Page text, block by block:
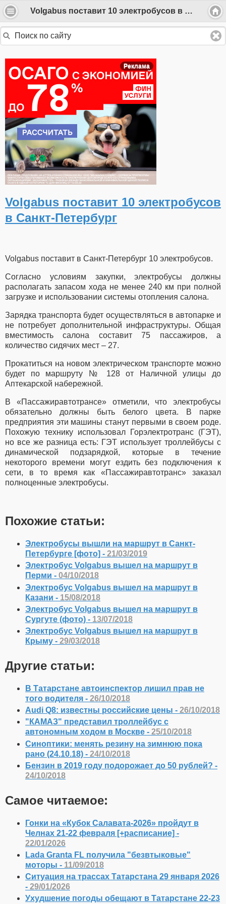
Volgabus поставит 10 электробусов в Санкт-Петербург
Реклама
Volgabus поставит 10 электробусов
в Санкт-Петербург
Volgabus поставит в Санкт-Петербург 10 электробусов.
Согласно условиям закупки, электробусы должны
располагать запасом хода не менее 240 км при полной
загрузке и использовании системы отопления салона.
Зарядка транспорта будет осуществляться в автопарке и
не потребует дополнительной инфраструктуры. Общая
вместимость салона составит 75 пассажиров, а
количество сидячих мест – 27.
Прокатиться на новом электрическом транспорте можно
будет по маршруту № 128 от Наличной улицы до
Аптекарской набережной.
В «Пассажиравтотрансе» отметили, что электробусы
обязательно должны быть белого цвета. В парке
предприятия эти машины станут первыми в своем роде.
Похожую технику использовал Горэлектротранс (ГЭТ),
но все же разница есть: ГЭТ использует троллейбусы с
динамической подзарядкой, которые в течение
некоторого времени могут ездить без подключения к
сети, в то время как «Пассажиравтотранс» заказал
полноценные электробусы.
Похожие статьи:
Электробусы вышли на маршрут в Санкт-
Петербурге [фото] - 21/03/2019
Электробус Volgabus вышел на маршрут в
Перми - 04/10/2018
Электробус Volgabus вышел на маршрут в
Казани - 15/08/2018
Электробус Volgabus вышел на маршрут в
Сургуте (фото) - 13/07/2018
Электробус Volgabus вышел на маршрут в
Крыму - 29/03/2018
Другие статьи:
В Татарстане автоинспектор лишил прав не
того водителя - 26/10/2018
Audi Q8: известны российские цены - 26/10/2018
"КАМАЗ" представил троллейбус с
автономным ходом в Москве - 25/10/2018
Синоптики: менять резину на зимнюю пока
рано (24.10.18) - 24/10/2018
Бензин в 2019 году подорожает до 50 рублей? -
24/10/2018
Самое читаемое:
Гонки на «Кубок Салавата-2026» пройдут в
Челнах 21-22 февраля [+расписание] -
22/01/2026
Lada Granta FL получила "безвтыковые"
моторы - 11/09/2018
Ситуация на трассах Татарстана 29 января 2026
- 29/01/2026
Ухудшение погоды обещают в Татарстане 22-23